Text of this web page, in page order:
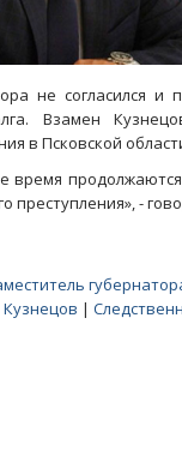
не согласился
Взамен
в Псковской
время
преступления», -
|